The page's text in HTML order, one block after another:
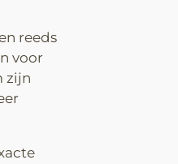
reeds
voor
zijn